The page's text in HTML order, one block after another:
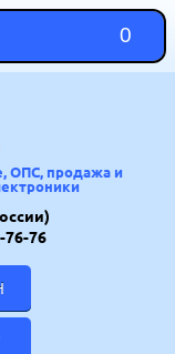
ОПС, продажа и
76-76
0